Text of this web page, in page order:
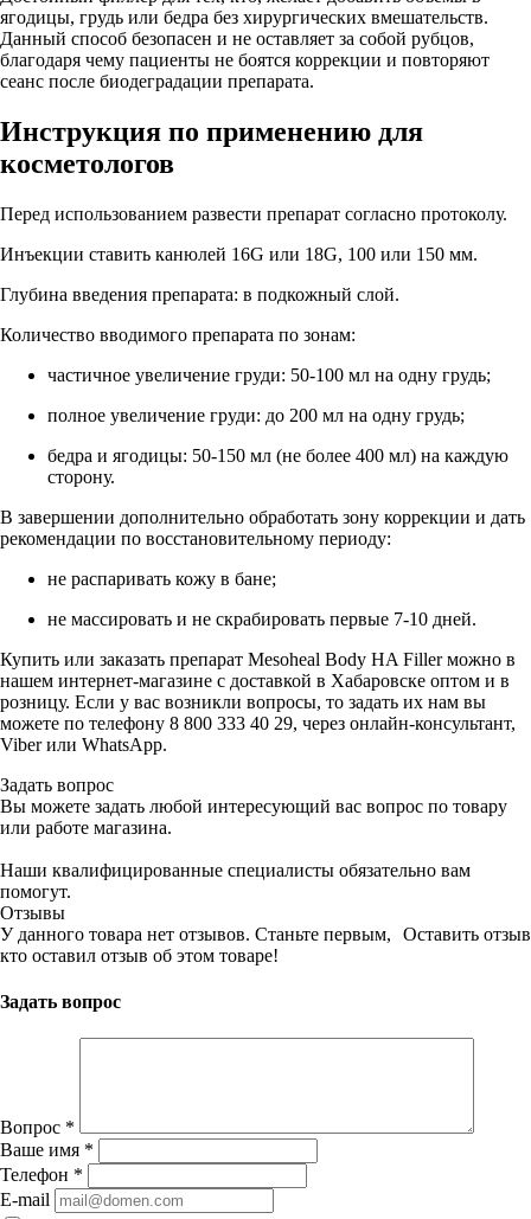
ягодицы, грудь или бедра без хирургических вмешательств.
Данный способ безопасен и не оставляет за собой рубцов,
благодаря чему пациенты не боятся коррекции и повторяют
сеанс после биодеградации препарата.
Инструкция по применению для
косметологов
Перед использованием развести препарат согласно протоколу.
Инъекции ставить канюлей 16G или 18G, 100 или 150 мм.
Глубина введения препарата: в подкожный слой.
Количество вводимого препарата по зонам:
частичное увеличение груди: 50-100 мл на одну грудь;
полное увеличение груди: до 200 мл на одну грудь;
бедра и ягодицы: 50-150 мл (не более 400 мл) на каждую
сторону.
В завершении дополнительно обработать зону коррекции и дать
рекомендации по восстановительному периоду:
не распаривать кожу в бане;
не массировать и не скрабировать первые 7-10 дней.
Купить или заказать препарат Mesoheal Body HA Filler можно в
нашем интернет-магазине с доставкой в Хабаровске оптом и в
розницу. Если у вас возникли вопросы, то задать их нам вы
можете по телефону 8 800 333 40 29, через онлайн-консультант,
Viber или WhatsApp.
Задать вопрос
Вы можете задать любой интересующий вас вопрос по товару
или работе магазина.
Наши квалифицированные специалисты обязательно вам
помогут.
Отзывы
Оставить отзыв
У данного товара нет отзывов. Станьте первым,
кто оставил отзыв об этом товаре!
Задать вопрос
Вопрос *
Ваше имя *
Телефон *
E-mail